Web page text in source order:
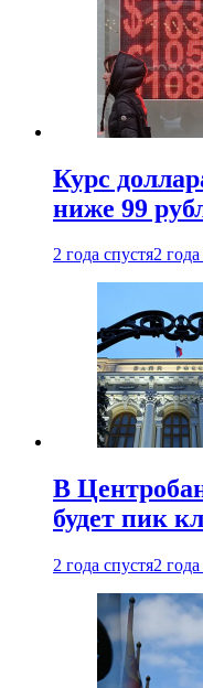
Курс
ниже 99
2 года спустя2
В
будет пик
2 года спустя2